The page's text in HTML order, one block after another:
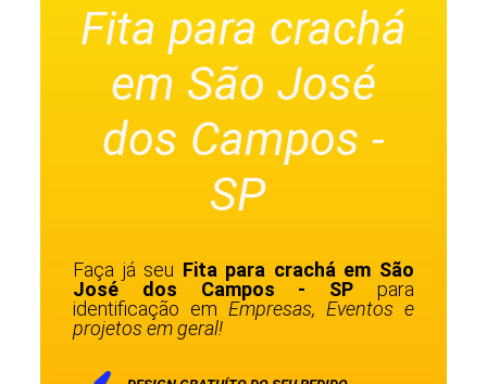
Fita para crachá
em São José
dos Campos -
SP
Faça já seu Fita para crachá em São
José dos Campos - SP para
identificação em Empresas, Eventos e
projetos em geral!